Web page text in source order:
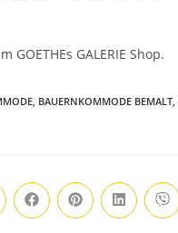
GALERIE Shop.
BAUERNKOMMODE BEMALT